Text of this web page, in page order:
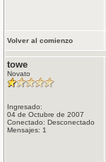
Volver al comienzo
towe
Novato
Ingresado:
04 de Octubre de 2007
Conectado: Desconectado
Mensajes: 1